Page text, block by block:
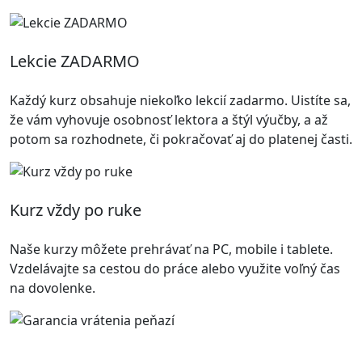
Lekcie ZADARMO
Každý kurz obsahuje niekoľko lekcií zadarmo. Uistíte sa,
že vám vyhovuje osobnosť lektora a štýl výučby, a až
potom sa rozhodnete, či pokračovať aj do platenej časti.
Kurz vždy po ruke
Naše kurzy môžete prehrávať na PC, mobile i tablete.
Vzdelávajte sa cestou do práce alebo využite voľný čas
na dovolenke.